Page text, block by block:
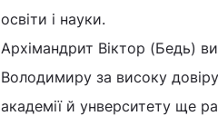
освіти і науки.
Архімандрит Віктор (Бедь)
Володимиру за високу
академії й унверситету ще